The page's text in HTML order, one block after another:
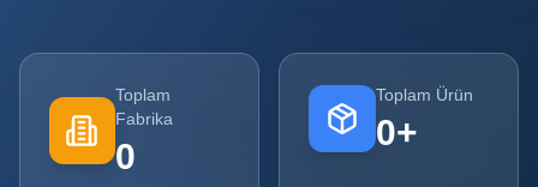
Tüm
Ürünler
Toplam
Fabrika
0
Toplam Ürün
0+